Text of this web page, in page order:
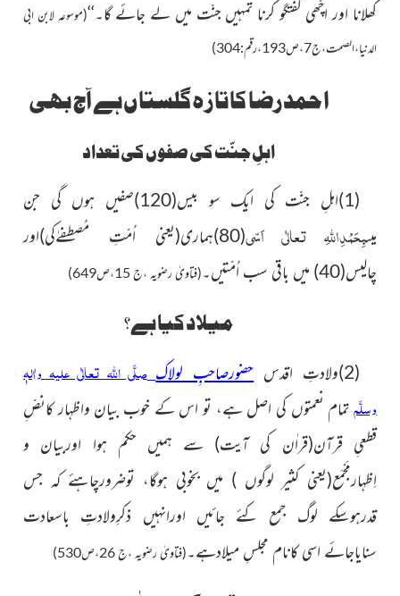
کھلانا اور اچّھی گفتگو کرنا تمہیں جنّت میں لے جائے گا۔‘‘(موسوعہ لابن ابی
الدنیا،الصمت،ج7،ص193،رقم:304)
احمد رضا کا تازہ گلستاں ہے آج بھی
اہلِ جنّت کی صفوں کی تعداد
(1)اہلِ جنّت کی ایک سو بیس (120)
صفیں ہوں گی جن
میںبِحَمْدِاللہِ تعالٰی اَسّی(80) ہماری(یعنی اُمّتِ مُصطفےٰکی)اور
چالیس(40) میں باقی سب اُمّتیں۔(فتاویٰ رضویہ ،ج 15،ص649)
میلاد کیا ہے؟
(2)ولادتِ اقدس حضورصاحبِ لولاک صلَّی اللہ تعالٰی علیہ واٰلہٖ
وسلَّمتمام نعمتوں کی اصل ہے، تو اس کے خوب بیان واظہار کانصِّ
قطعیِ قرآن(قراٰن کی آیت) سے ہمیں حکم ہوا اوربیان و
اِظہارمَجْمَع(یعنی کثیر لوگوں ) میں بخوبی ہوگا، توضرورچاہئے کہ جس
قدرہوسکے لوگ جمع کئے جائیں اورانہیں ذکرِولادتِ باسعادت
سنایاجائے اسی کانام مجلسِ میلادہے۔(فتاویٰ رضویہ ،ج 26،ص530)